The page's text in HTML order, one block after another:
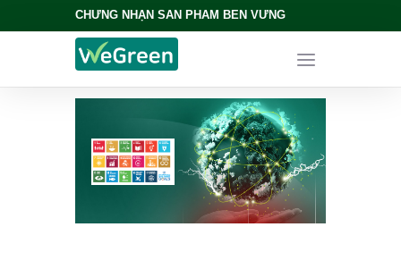
CHỨNG NHẬN SẢN PHẨM BỀN VỮNG